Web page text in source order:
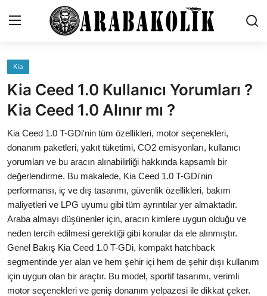
Genel
İletişim
Karşılaştırmalar
Testler
Markalar
Öneriler
Motosiklet
Paketler
Yağlar
Kia
Kia Ceed 1.0 Kullanıcı Yorumları ?
Kia Ceed 1.0 Alınır mı ?
Kia Ceed 1.0 T-GDi'nin tüm özellikleri, motor seçenekleri,
donanım paketleri, yakıt tüketimi, CO2 emisyonları, kullanıcı
yorumları ve bu aracın alınabilirliği hakkında kapsamlı bir
değerlendirme. Bu makalede, Kia Ceed 1.0 T-GDi'nin
performansı, iç ve dış tasarımı, güvenlik özellikleri, bakım
maliyetleri ve LPG uyumu gibi tüm ayrıntılar yer almaktadır.
Araba almayı düşünenler için, aracın kimlere uygun olduğu ve
neden tercih edilmesi gerektiği gibi konular da ele alınmıştır.
Genel Bakış Kia Ceed 1.0 T-GDi, kompakt hatchback
segmentinde yer alan ve hem şehir içi hem de şehir dışı kullanım
için uygun olan bir araçtır. Bu model, sportif tasarımı, verimli
motor seçenekleri ve geniş donanım yelpazesi ile dikkat çeker.